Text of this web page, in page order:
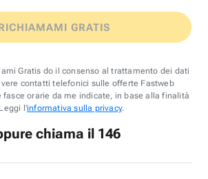
GRATIS
Gratis do il consenso al trattamento dei dati
contatti telefonici sulle offerte Fastweb
orarie da me indicate, in base alla finalità
l'informativa sulla privacy.
chiama il 146